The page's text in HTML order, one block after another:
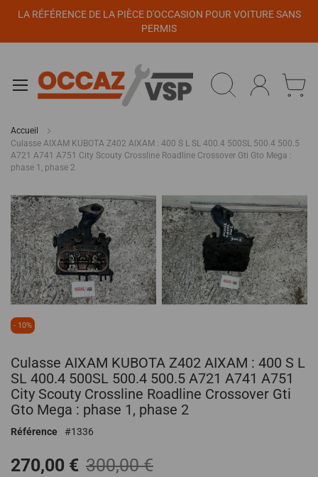
LA RÉFÉRENCE DE LA PIÈCE D'OCCASION POUR VOITURE SANS
PERMIS
Accueil
Culasse AIXAM KUBOTA Z402 AIXAM : 400 S L SL 400.4 500SL 500.4 500.5
A721 A741 A751 City Scouty Crossline Roadline Crossover Gti Gto Mega :
phase 1, phase 2
Passer
à
la
fin
de
la
galerie
d’images
Passer
de
la
Galerie
d’images
- 10%
Culasse AIXAM KUBOTA Z402 AIXAM : 400 S L
SL 400.4 500SL 500.4 500.5 A721 A741 A751
City Scouty Crossline Roadline Crossover Gti
Gto Mega : phase 1, phase 2
Référence 1336
270,00 € 300,00 €
Panneau de gestion des cookies